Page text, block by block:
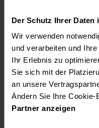
Der Schutz Ihrer Daten
Wir verwenden
und verarbeiten und
Ihr Erlebnis zu
Sie sich mit der
an unsere
Ändern Sie Ihre
Partner anzeigen